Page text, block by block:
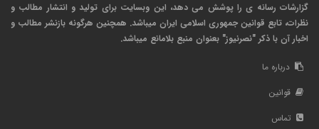
گزارشات رسانه ی را پوشش می دهد، این وبسایت برای تولید و انتشار مطالب و
نظرات، تابع قوانین جمهوری اسلامی ایران میباشد. همچنین هرگونه بازنشر مطالب و
اخبار آن با ذکر "نصرنیوز" بعنوان منبع بلامانع میباشد.
درباره ما
قوانین
تماس